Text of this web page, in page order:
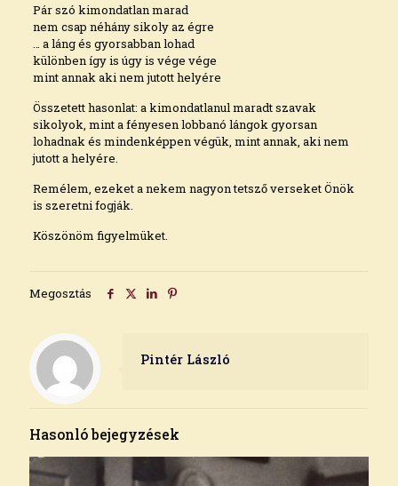
Pár szó kimondatlan marad
nem csap néhány sikoly az égre
… a láng és gyorsabban lohad
különben így is úgy is vége vége
mint annak aki nem jutott helyére
Összetett hasonlat: a kimondatlanul maradt szavak
sikolyok, mint a fényesen lobbanó lángok gyorsan
lohadnak és mindenképpen végük, mint annak, aki nem
jutott a helyére.
Remélem, ezeket a nekem nagyon tetsző verseket Önök
is szeretni fogják.
Köszönöm figyelmüket.
Megosztás
Pintér László
Hasonló bejegyzések